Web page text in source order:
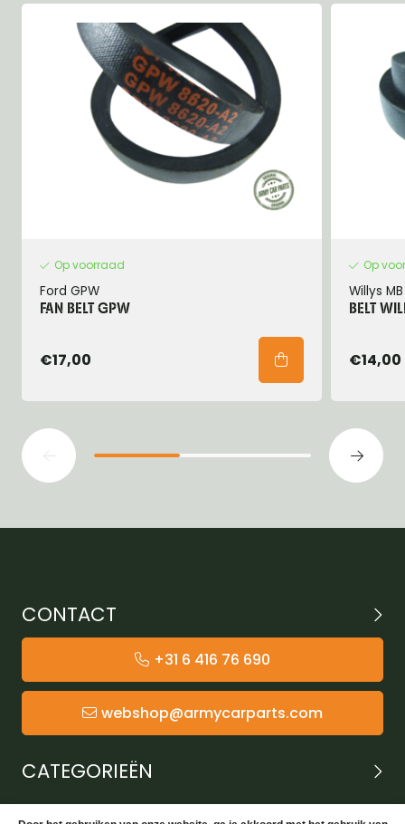
Op voorraad
Ford GPW
FAN BELT GPW
€17,00
Op
Willys MB
BELT
€14,00
CONTACT
+31 6 416 76 690
webshop@armycarparts.com
CATEGORIEËN